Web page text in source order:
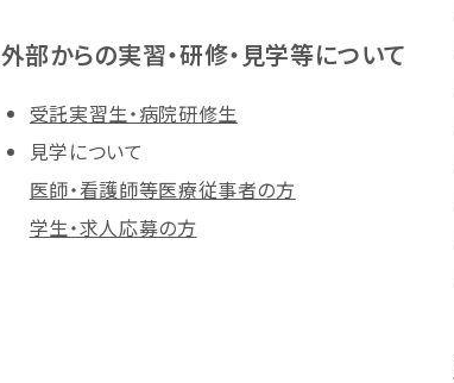
外部からの実習・研修・見学等について
受託実習生・病院研修生
見学について
医師・看護師等医療従事者の方
学生・求人応募の方